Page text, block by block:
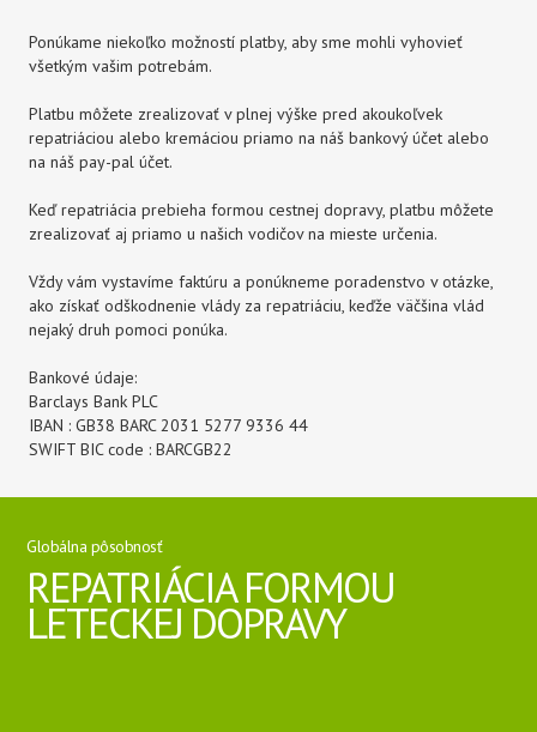
Ponúkame niekoľko možností platby, aby sme mohli vyhovieť
všetkým vašim potrebám.
Platbu môžete zrealizovať v plnej výške pred akoukoľvek
repatriáciou alebo kremáciou priamo na náš bankový účet alebo
na náš pay-pal účet.
Keď repatriácia prebieha formou cestnej dopravy, platbu môžete
zrealizovať aj priamo u našich vodičov na mieste určenia.
Vždy vám vystavíme faktúru a ponúkneme poradenstvo v otázke,
ako získať odškodnenie vlády za repatriáciu, keďže väčšina vlád
nejaký druh pomoci ponúka.
Bankové údaje:
Barclays Bank PLC
IBAN : GB38 BARC 2031 5277 9336 44
SWIFT BIC code : BARCGB22
Globálna pôsobnosť
REPATRIÁCIA FORMOU
LETECKEJ DOPRAVY